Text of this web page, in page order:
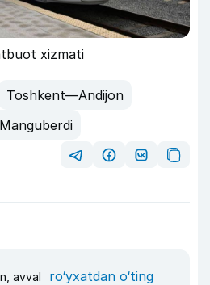
xizmati
Toshkent—Andijon
avval ro‘yxatdan o‘ting